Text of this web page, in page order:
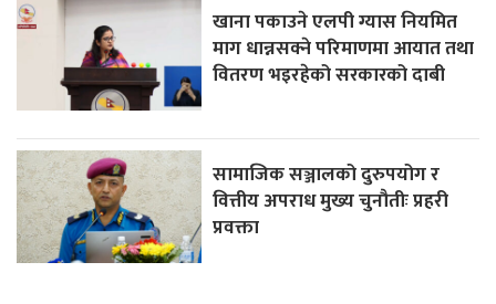
खाना पकाउने एलपी ग्यास नियमित
माग धान्नसक्ने परिमाणमा आयात तथा
वितरण भइरहेको सरकारको दाबी
सामाजिक सञ्जालको दुरुपयोग र
वित्तीय अपराध मुख्य चुनौतीः प्रहरी
प्रवक्ता